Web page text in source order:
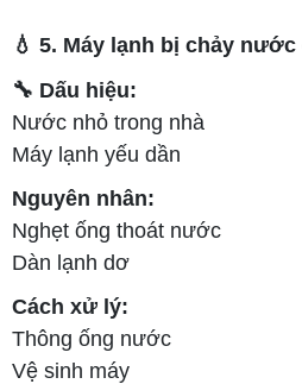
💧 5. Máy lạnh bị chảy
🔧 Dấu hiệu:
Nước nhỏ trong nhà
Máy lạnh yếu dần
Nguyên nhân:
Nghẹt ống thoát nước
Dàn lạnh dơ
Cách xử lý:
Thông ống nước
Vệ sinh máy